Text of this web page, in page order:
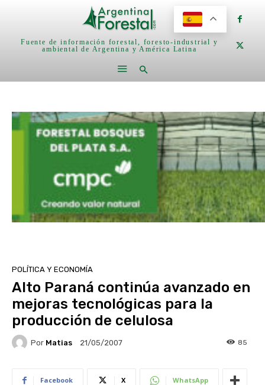
Fuente de información forestal, foresto-industrial y
ambiental de Argentina y América Latina
POLÍTICA Y ECONOMÍA
Alto Paraná continúa avanzado en
mejoras tecnológicas para la
producción de celulosa
Por Matias 21/05/2007 85
Facebook X WhatsApp